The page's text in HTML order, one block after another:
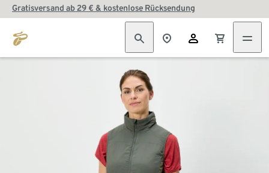
Gratisversand ab 29 € & kostenlose Rücksendung